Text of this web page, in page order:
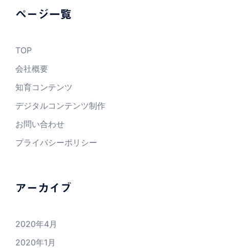
ページ一覧
TOP
会社概要
知育コンテンツ
デジタルコンテンツ制作
お問い合わせ
プライバシーポリシー
アーカイブ
2020年4月
2020年1月